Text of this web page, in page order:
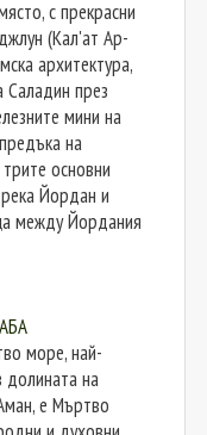
с прекрасни
(Кал'ат Ар-
архитектура,
Саладин през
мини на
на
основни
Йордан и
между Йордания
море, най-
долината на
е Мъртво